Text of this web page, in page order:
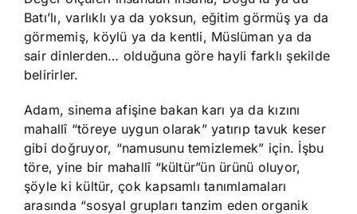
Batı’lı, varlıklı ya da yoksun, eğitim görmüş ya da
görmemiş, köylü ya da kentli, Müslüman ya da
sair dinlerden… olduğuna göre hayli farklı şekilde
belirirler.
Adam, sinema afişine bakan karı ya da kızını
mahallî “töreye uygun olarak” yatırıp tavuk keser
gibi doğruyor, “namusunu temizlemek” için. İşbu
töre, yine bir mahallî “kültür”ün ürünü oluyor,
şöyle ki kültür, çok kapsamlı tanımlamaları
arasında “sosyal grupları tanzim eden organik